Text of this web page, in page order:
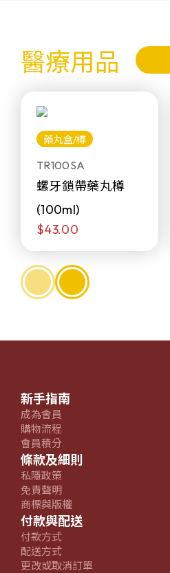
醫療用品
藥丸盒/樽
TR100SA
螺牙鎖帶藥丸樽
(100ml)
$43.00
新手指南
成為會員
購物流程
會員積分
條款及細則
私隱政策
免責聲明
商標與版權
付款與配送
付款方式
配送方式
更改或取消訂單